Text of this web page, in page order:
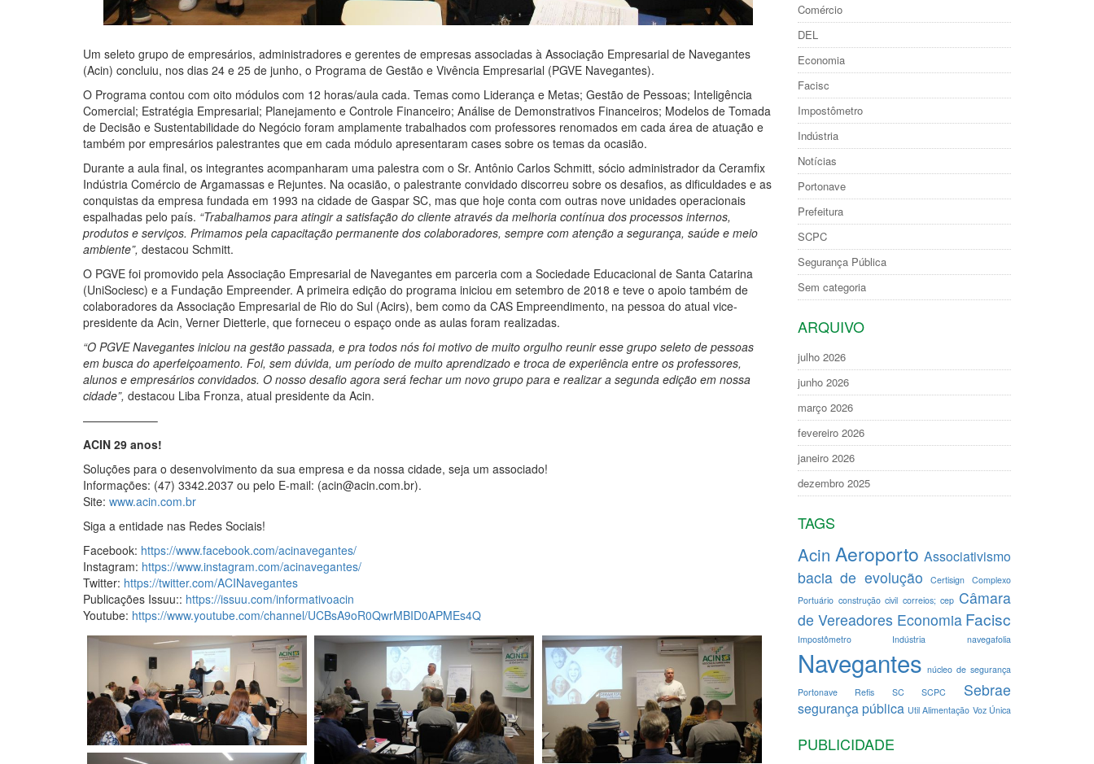
Um seleto grupo de empresários, administradores e gerentes de empresas associadas à Associação Empresarial de Navegantes
(Acin) concluiu, nos dias 24 e 25 de junho, o Programa de Gestão e Vivência Empresarial (PGVE Navegantes).
O Programa contou com oito módulos com 12 horas/aula cada. Temas como Liderança e Metas; Gestão de Pessoas; Inteligência
Comercial; Estratégia Empresarial; Planejamento e Controle Financeiro; Análise de Demonstrativos Financeiros; Modelos de Tomada
de Decisão e Sustentabilidade do Negócio foram amplamente trabalhados com professores renomados em cada área de atuação e
também por empresários palestrantes que em cada módulo apresentaram cases sobre os temas da ocasião.
Durante a aula final, os integrantes acompanharam uma palestra com o Sr. Antônio Carlos Schmitt, sócio administrador da Ceramfix
Indústria Comércio de Argamassas e Rejuntes. Na ocasião, o palestrante convidado discorreu sobre os desafios, as dificuldades e as
conquistas da empresa fundada em 1993 na cidade de Gaspar SC, mas que hoje conta com outras nove unidades operacionais
espalhadas pelo país. “Trabalhamos para atingir a satisfação do cliente através da melhoria contínua dos processos internos,
produtos e serviços. Primamos pela capacitação permanente dos colaboradores, sempre com atenção a segurança, saúde e meio
ambiente”, destacou Schmitt.
O PGVE foi promovido pela Associação Empresarial de Navegantes em parceria com a Sociedade Educacional de Santa Catarina
(UniSociesc) e a Fundação Empreender. A primeira edição do programa iniciou em setembro de 2018 e teve o apoio também de
colaboradores da Associação Empresarial de Rio do Sul (Acirs), bem como da CAS Empreendimento, na pessoa do atual vice-
presidente da Acin, Verner Dietterle, que forneceu o espaço onde as aulas foram realizadas.
“O PGVE Navegantes iniciou na gestão passada, e pra todos nós foi motivo de muito orgulho reunir esse grupo seleto de pessoas
em busca do aperfeiçoamento. Foi, sem dúvida, um período de muito aprendizado e troca de experiência entre os professores,
alunos e empresários convidados. O nosso desafio agora será fechar um novo grupo para e realizar a segunda edição em nossa
cidade”, destacou Liba Fronza, atual presidente da Acin.
——————–
ACIN 29 anos!
Soluções para o desenvolvimento da sua empresa e da nossa cidade, seja um associado!
Informações: (47) 3342.2037 ou pelo E-mail: (acin@acin.com.br).
Site: www.acin.com.br
Siga a entidade nas Redes Sociais!
Facebook: https://www.facebook.com/acinavegantes/
Instagram: https://www.instagram.com/acinavegantes/
Twitter: https://twitter.com/ACINavegantes
Publicações Issuu:: https://issuu.com/informativoacin
Youtube: https://www.youtube.com/channel/UCBsA9oR0QwrMBID0APMEs4Q
Comércio
DEL
Economia
Facisc
Impostômetro
Indústria
Notícias
Portonave
Prefeitura
SCPC
Segurança Pública
Sem categoria
ARQUIVO
julho 2026
junho 2026
março 2026
fevereiro 2026
janeiro 2026
dezembro 2025
TAGS
Acin Aeroporto Associativismo
bacia de evolução Certisign Complexo
Portuário construção civil correios; cep Câmara
de Vereadores Economia Facisc
Impostômetro Indústria navegafolia
Navegantes núcleo de segurança
Portonave
Refis SC SCPC Sebrae
segurança pública Util Alimentação Voz Única
PUBLICIDADE